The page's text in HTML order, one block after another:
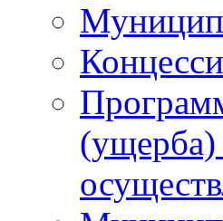
(ущерба)